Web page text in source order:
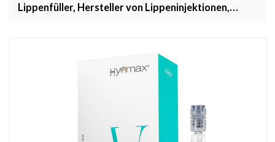
Lippenfüller, Hersteller von Lippeninjektionen,